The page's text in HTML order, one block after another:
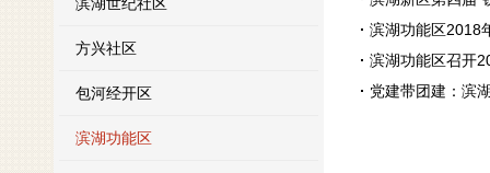
方兴社区
包河经开区
滨湖功能区
滨湖功能区2018
滨湖功能区召开
党建带团建：滨